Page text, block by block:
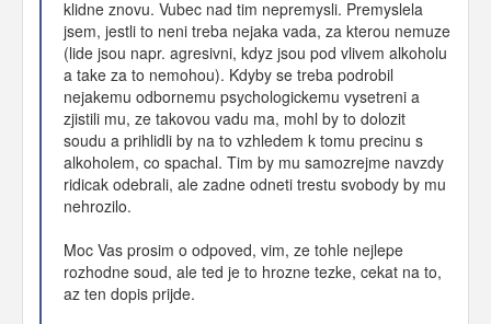
klidne znovu. Vubec nad tim nepremysli. Premyslela
jsem, jestli to neni treba nejaka vada, za kterou nemuze
(lide jsou napr. agresivni, kdyz jsou pod vlivem alkoholu
a take za to nemohou). Kdyby se treba podrobil
nejakemu odbornemu psychologickemu vysetreni a
zjistili mu, ze takovou vadu ma, mohl by to dolozit
soudu a prihlidli by na to vzhledem k tomu precinu s
alkoholem, co spachal. Tim by mu samozrejme navzdy
ridicak odebrali, ale zadne odneti trestu svobody by mu
nehrozilo.
Moc Vas prosim o odpoved, vim, ze tohle nejlepe
rozhodne soud, ale ted je to hrozne tezke, cekat na to,
az ten dopis prijde.